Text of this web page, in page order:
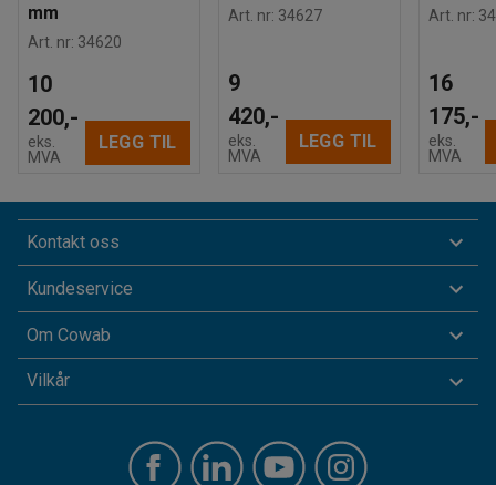
mm
Art. nr: 34620
10
200,-
eks.
MVA
LEGG TIL
Art. nr: 34627
9
420,-
eks.
MVA
LEGG TIL
Art. nr:
16
175,-
eks.
MVA
Kontakt oss
Kundeservice
Om Cowab
Vilkår